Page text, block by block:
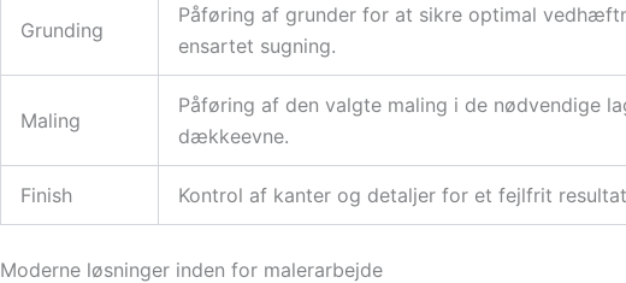
Grunding
Påføring af grunder for at sikre optimal
ensartet sugning.
Maling
Påføring af den valgte maling i de nødvendige
dækkeevne.
Finish Kontrol af kanter og detaljer for et fejlfrit
Moderne løsninger inden for malerarbejde